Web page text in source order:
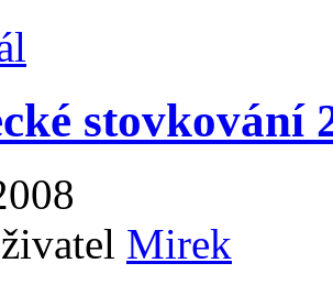
stovkování
Mirek